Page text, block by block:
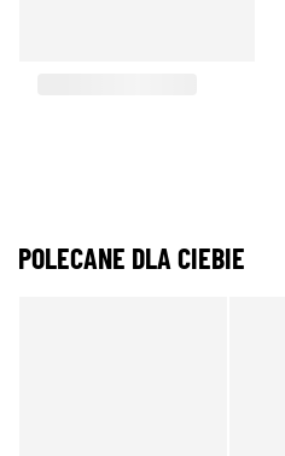
POLECANE DLA CIEBIE